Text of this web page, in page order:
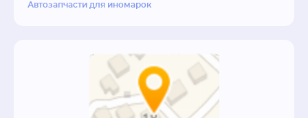
Автозапчасти для иномарок